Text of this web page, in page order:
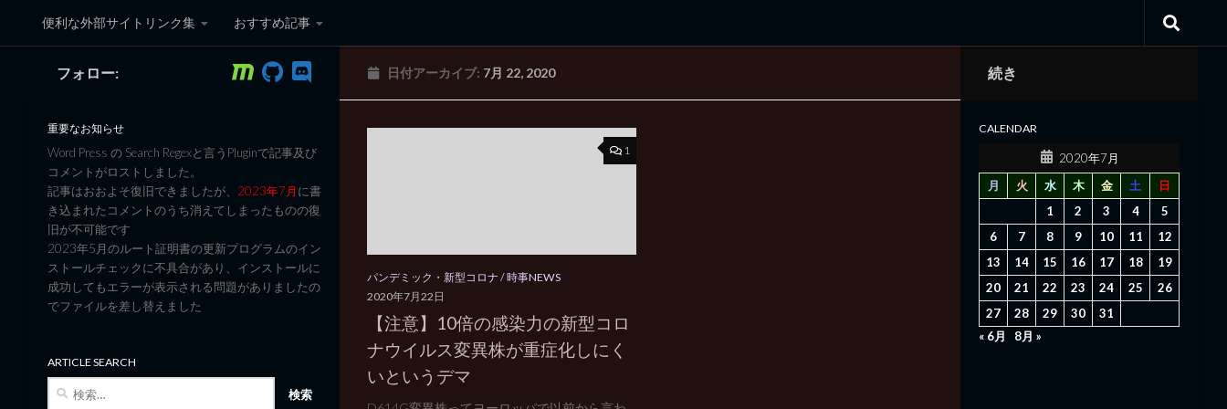
コンテンツへスキップ
便利な外部サイトリンク集 おすすめ記事
黒翼猫のコンピュータ日記 3rd Edition
日付アーカイブ: 7月 22, 2020
1
パンデミック・新型コロナ /時事NEWS
2020年7月22日
【注意】10倍の感染力の新型コロ
ナウイルス変異株が重症化しにく
いというデマ
フォロー:
重要なお知らせ
Word Press の Search Regexと言うPluginで記事及び
コメントがロストしました。
記事はおおよそ復旧できましたが、 2023年7月に書
き込まれたコメントのうち消えてしまったものの復
旧が不可能です
2023年5月のルート証明書の更新プログラムのイン
ストールチェックに不具合があり、インストールに
成功してもエラーが表示される問題がありましたの
でファイルを差し替えました
ARTICLE SEARCH
続き
CALENDAR
2020年7月
月
火 水 木 金 土
日
1
2 3 4
5
6
7 8 9 10 11
12
13
14 15 16 17 18
19
20
21 22 23 24 25
26
27
28 29 30
31
« 6月
8月 »